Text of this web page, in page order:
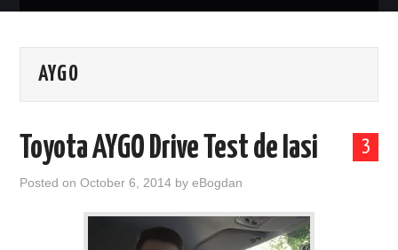
AYGO
3
Toyota AYGO Drive Test de Iasi
Posted onOctober 6, 2014 byeBogdan